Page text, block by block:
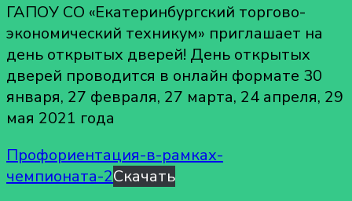
ГАПОУ СО «Екатеринбургский торгово-
экономический техникум» приглашает на
день открытых дверей! День открытых
дверей проводится в онлайн формате 30
января, 27 февраля, 27 марта, 24 апреля, 29
мая 2021 года
Профориентация-в-рамках-
чемпионата-2Скачать